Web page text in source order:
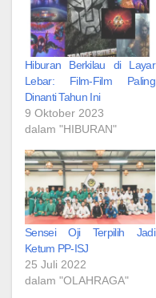
Hiburan Berkilau di Layar
Lebar: Film-Film Paling
Dinanti Tahun Ini
9 Oktober 2023
dalam "HIBURAN"
Sensei Oji Terpilih Jadi
Ketum PP-ISJ
25 Juli 2022
dalam "OLAHRAGA"